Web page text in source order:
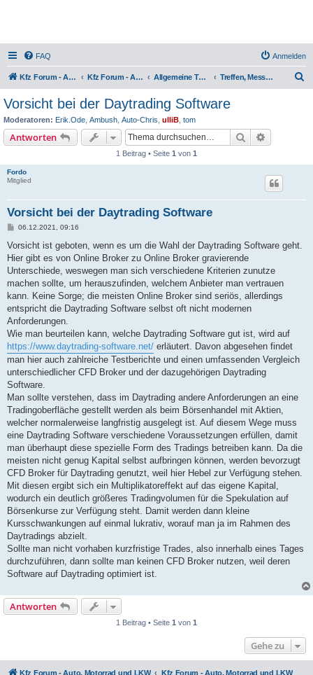
FAQ Anmelden
Kfz Forum - Auto, Motorrad und LKW Kfz Forum - Auto, Motorrad und LKW Allgemeine Themen rund ums Kfz Treffen, Messen, Termine & News
Vorsicht bei der Daytrading Software
Moderatoren: Erik.Ode Ambush Auto-Chris ulliB tom
Antworten Suche
1 Beitrag • Seite 1 von 1
Fordo
Mitglied
Vorsicht bei der Daytrading Software
B
i
r
a
06.12.2021, 09:16
Vorsicht ist geboten, wenn es um die Wahl der Daytrading Software geht.
Hier gibt es von Online Broker zu Online Broker gravierende
Unterschiede, weswegen man sich verschiedene Kriterien zunutze
machen sollte, um herauszufinden, welchem Anbieter man vertrauen
kann. Keine Sorge; die meisten Online Broker sind seriös, allerdings
entspricht die Daytrading Software selbst oft nicht modernen
Anforderungen.
Wie man beurteilen kann, welche Daytrading Software gut ist, wird auf
https://www.daytrading-software.net/ erläutert. Davon abgesehen findet
man hier auch zahlreiche Testberichte und einen umfassenden Vergleich
unterschiedlicher CFD Broker und der dazugehörigen Daytrading
Software.
Man sollte verstehen, dass im Daytrading andere Anforderungen an eine
Tradingoberfläche gestellt werden als beim Börsenhandel mit Aktien,
welcher normalerweise langfristig ausgelegt ist. Auf diesem Wege muss
eine Daytrading Software verschiedene Voraussetzungen erfüllen, damit
man überhaupt diese spezielle Form des Tradings betreiben kann. Da die
meisten nicht genug Kapital selbst aufbringen können, werden bevorzugt
CFD Broker für Daytrading genutzt, weil hier Hebel zur Verfügung stehen.
Mit diesen ergibt sich ein Multiplikatoreffekt auf das eigene Kapital,
wodurch ein deutlich größeres Tradingvolumen für die Spekulation auf
Börsenkurse zur Verfügung steht. Damit werden dann kleine
Kursschwankungen auf einmal lukrativ, worauf man ja im Rahmen des
Daytradings abzielt.
Sollte man nicht vorhaben kurzfristige Trades, also innerhalb eines Tages
durchzuführen, dann sollte man keinen CFD Broker nutzen, weil deren
Software auf Daytrading optimiert ist.
Antworten
1 Beitrag • Seite 1 von 1
Gehe zu
Kfz Forum - Auto, Motorrad und LKW Kfz Forum - Auto, Motorrad und LKW